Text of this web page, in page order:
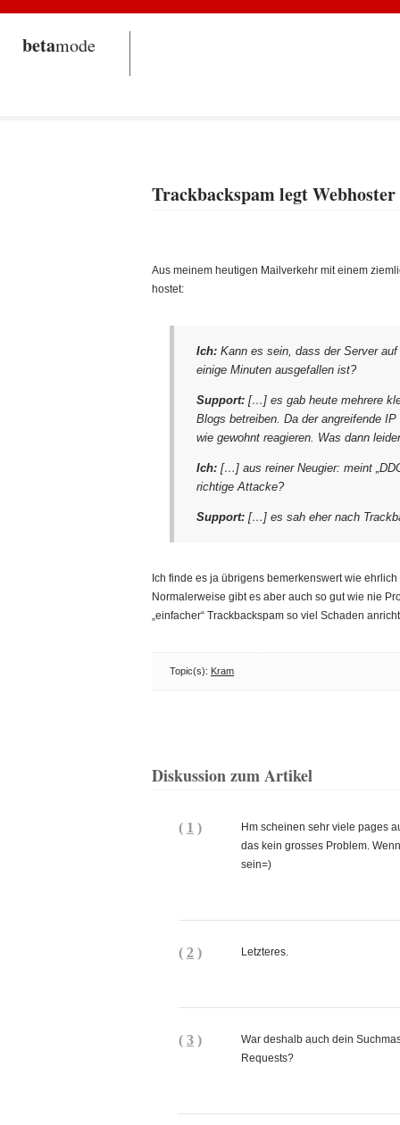
betamode
Trackbackspam legt
Aus meinem heutigen Mailverkehr mit einem
hostet:
Ich: Kann es sein, dass der Server
einige Minuten ausgefallen ist?
Support: […] es gab heute mehrere
Blogs betreiben. Da der angreifende
wie gewohnt reagieren. Was dann
Ich: […] aus reiner Neugier: meint
richtige Attacke?
Support: […] es sah eher nach
Ich finde es ja übrigens bemerkenswert wie
Normalerweise gibt es aber auch so gut wie nie
„einfacher“ Trackbackspam so viel Schaden
Topic(s): Kram
Diskussion zum Artikel
( 1 )
Hm scheinen sehr viele pages
das kein grosses Problem.
sein=)
( 2 ) Letzteres.
( 3 )
War deshalb auch dein
Requests?